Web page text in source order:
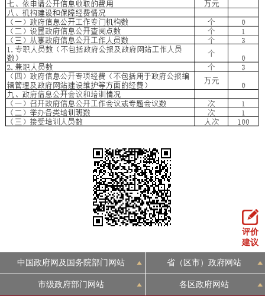
评价
建议
中国政府网及国务院部门网站 省（区市）政府网站
市级政府部门网站 各区政府网站